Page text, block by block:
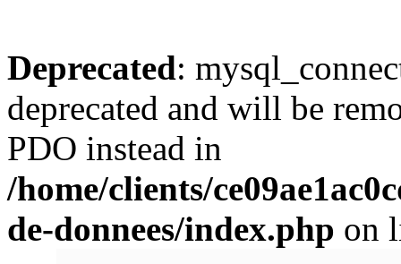
Deprecated:
deprecated and will be
PDO instead in
/home/clients/
de-donnees/index.php on